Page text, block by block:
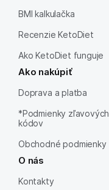
BMI kalkulačka
Recenzie KetoDiet
Ako KetoDiet funguje
Ako nakúpiť
Doprava a platba
*Podmienky zľavových
kódov
Obchodné podmienky
O nás
Kontakty